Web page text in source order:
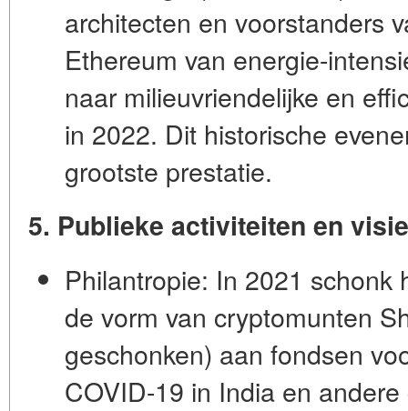
architecten en voorstanders
Ethereum van energie-
naar milieuvriendelijke en
in 2022. Dit historische
grootste prestatie.
5. Publieke activiteiten en
Philantropie: In 2021 schonk
de vorm van cryptomunten
geschonken) aan fondsen
COVID-19 in India en